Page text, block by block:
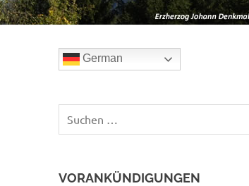
German
Suchen
VORANKÜNDIGUNGEN